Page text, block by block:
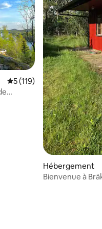
Évaluation moyenne sur la
5 (119)
Hébergement
Bienvenue à